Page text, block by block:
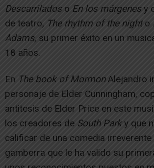
Descarriladoso En los márgenes y
de teatro, The rhythm of the nighto
Adams, su primer éxito en un
18 años.
En The book of MormonAlejandro
personaje de Elder Cunningham,
antitesis de Elder Price en este
los creadores de South Parky que
calificar de una comedia irreverente
gamberra que le ha valido su